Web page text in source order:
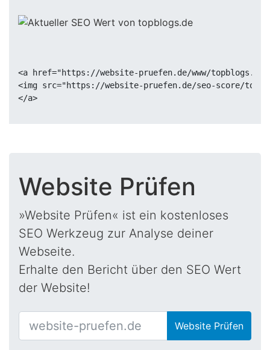
<a href="https://website-pruefen.de/www/
<img src="https://website-pruefen.de/seo-score/
Website Prüfen
»Website Prüfen« ist ein kostenloses
SEO Werkzeug zur Analyse deiner
Webseite.
Erhalte den Bericht über den SEO Wert
der Website!
Website Prüfen